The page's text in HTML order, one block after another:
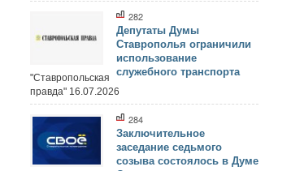
282
Депутаты Думы
Ставрополья ограничили
использование
служебного транспорта
"Ставропольская
правда" 16.07.2026
284
Заключительное
заседание седьмого
созыва состоялось в Думе